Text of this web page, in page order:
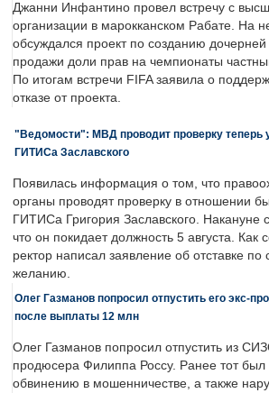
Джанни Инфантино провел встречу с
организации в марокканском Рабате. На
обсуждался проект по созданию дочерней
продажи доли прав на чемпионаты
По итогам встречи FIFA заявила о
отказе от проекта.
"Ведомости": МВД проводит проверку теперь
ГИТИСа Заславского
Появилась информация о том, что
органы проводят проверку в отношении
ГИТИСа Григория Заславского. Накануне
что он покидает должность 5 августа. Как
ректор написал заявление об отставке по
желанию.
Олег Газманов попросил отпустить его экс-
после выплаты 12 млн
Олег Газманов попросил отпустить из
продюсера Филиппа Россу. Ранее тот был
обвинению в мошенничестве, а также